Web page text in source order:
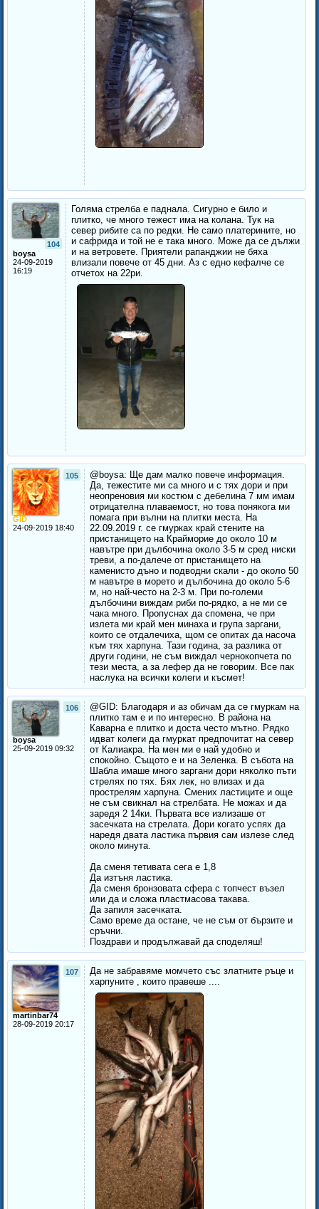
104
boysa
24-09-2019
16:19
Голяма стрелба е паднала. Сигурно е било и
плитко, че много тежест има на колана. Тук на
север рибите са по редки. Не само платерините, но
и сафрида и той не е така много. Може да се дължи
и на ветровете. Приятели рапанджии не бяха
влизали повече от 45 дни. Аз с едно кефалче се
отчетох на 22ри.
105
GID
24-09-2019 18:40
@boysa: Ще дам малко повече информация.
Да, тежестите ми са много и с тях дори и при
неопреновия ми костюм с дебелина 7 мм имам
отрицателна плаваемост, но това понякога ми
помага при вълни на плитки места. На
22.09.2019 г. се гмурках край стените на
пристанището на Крайморие до около 10 м
навътре при дълбочина около 3-5 м сред ниски
треви, а по-далече от пристанището на
каменисто дъно и подводни скали - до около 50
м навътре в морето и дълбочина до около 5-6
м, но най-често на 2-3 м. При по-големи
дълбочини виждам риби по-рядко, а не ми се
чака много. Пропуснах да спомена, че при
излета ми край мен минаха и група заргани,
които се отдалечиха, щом се опитах да насоча
към тях харпуна. Тази година, за разлика от
други години, не съм виждал чернокопчета по
тези места, а за лефер да не говорим. Все пак
наслука на всички колеги и късмет!
106
boysa
25-09-2019 09:32
@GID: Благодаря и аз обичам да се гмуркам на
плитко там е и по интересно. В района на
Каварна е плитко и доста често мътно. Рядко
идват колеги да гмуркат предпочитат на север
от Калиакра. На мен ми е най удобно и
спокойно. Същото е и на Зеленка. В събота на
Шабла имаше много заргани дори няколко пъти
стрелях по тях. Бях лек, но влизах и да
прострелям харпуна. Смених ластиците и още
не съм свикнал на стрелбата. Не можах и да
заредя 2 14ки. Първата все излизаше от
засечката на стрелата. Дори когато успях да
наредя двата ластика първия сам излезе след
около минута.
Да сменя тетивата сега е 1,8
Да изтъня ластика.
Да сменя бронзовата сфера с топчест възел
или да и сложа пластмасова такава.
Да запиля засечката.
Само време да остане, че не съм от бързите и
сръчни.
Поздрави и продължавай да споделяш!
107
martinbar74
28-09-2019 20:17
Да не забравяме момчето със златните ръце и
харпуните , които правеше ....